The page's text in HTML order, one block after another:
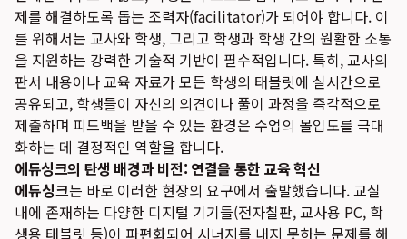
제를 해결하도록 돕는 조력자(facilitator)가 되어야 합니다. 이
를 위해서는 교사와 학생, 그리고 학생과 학생 간의 원활한 소통
을 지원하는 강력한 기술적 기반이 필수적입니다. 특히, 교사의
판서 내용이나 교육 자료가 모든 학생의 태블릿에 실시간으로
공유되고, 학생들이 자신의 의견이나 풀이 과정을 즉각적으로
제출하며 피드백을 받을 수 있는 환경은 수업의 몰입도를 극대
화하는 데 결정적인 역할을 합니다.
에듀싱크의 탄생 배경과 비전: 연결을 통한 교육 혁신
에듀싱크는 바로 이러한 현장의 요구에서 출발했습니다. 교실
내에 존재하는 다양한 디지털 기기들(전자칠판, 교사용 PC, 학
생용 태블릿 등)이 파편화되어 시너지를 내지 못하는 문제를 해